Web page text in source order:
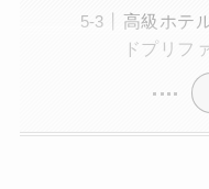
高級ホテ
ドプリフ